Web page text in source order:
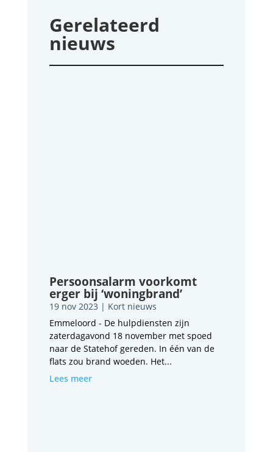
Gerelateerd
nieuws
Persoonsalarm voorkomt
erger bij ‘woningbrand’
19 nov 2023 | Kort nieuws
Emmeloord - De hulpdiensten zijn
zaterdagavond 18 november met spoed
naar de Statehof gereden. In één van de
flats zou brand woeden. Het...
Lees meer